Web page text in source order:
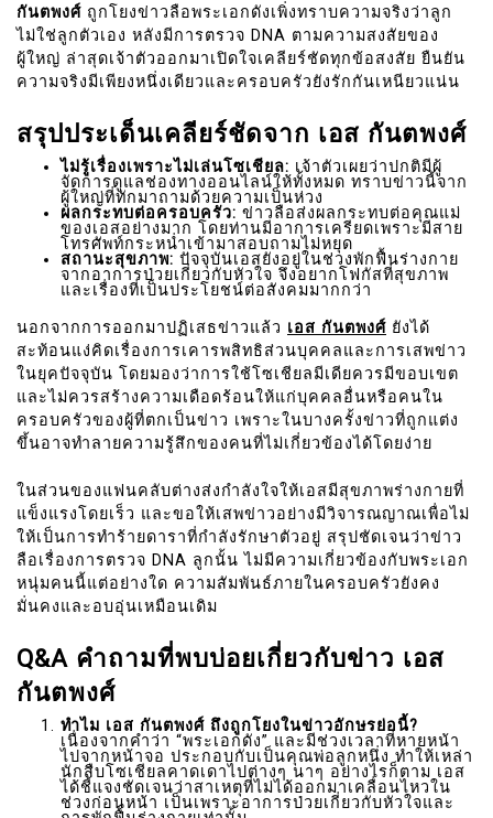
กันตพงศ์ ถูกโยงข่าวลือพระเอกดังเพิ่งทราบความจริงว่าลูก
ไม่ใช่ลูกตัวเอง หลังมีการตรวจ DNA ตามความสงสัยของ
ผู้ใหญ่ ล่าสุดเจ้าตัวออกมาเปิดใจเคลียร์ชัดทุกข้อสงสัย ยืนยัน
ความจริงมีเพียงหนึ่งเดียวและครอบครัวยังรักกันเหนียวแน่น
สรุปประเด็นเคลียร์ชัดจาก เอส กันตพงศ์
ไม่รู้เรื่องเพราะไม่เล่นโซเชียล: เจ้าตัวเผยว่าปกติมีผู้
จัดการดูแลช่องทางออนไลน์ให้ทั้งหมด ทราบข่าวนี้จาก
ผู้ใหญ่ที่ทักมาถามด้วยความเป็นห่วง
ผลกระทบต่อครอบครัว: ข่าวลือส่งผลกระทบต่อคุณแม่
ของเอสอย่างมาก โดยท่านมีอาการเครียดเพราะมีสาย
โทรศัพท์กระหน่ำเข้ามาสอบถามไม่หยุด
สถานะสุขภาพ: ปัจจุบันเอสยังอยู่ในช่วงพักฟื้นร่างกาย
จากอาการป่วยเกี่ยวกับหัวใจ จึงอยากโฟกัสที่สุขภาพ
และเรื่องที่เป็นประโยชน์ต่อสังคมมากกว่า
นอกจากการออกมาปฏิเสธข่าวแล้ว เอส กันตพงศ์ ยังได้
สะท้อนแง่คิดเรื่องการเคารพสิทธิส่วนบุคคลและการเสพข่าว
ในยุคปัจจุบัน โดยมองว่าการใช้โซเชียลมีเดียควรมีขอบเขต
และไม่ควรสร้างความเดือดร้อนให้แก่บุคคลอื่นหรือคนใน
ครอบครัวของผู้ที่ตกเป็นข่าว เพราะในบางครั้งข่าวที่ถูกแต่ง
ขึ้นอาจทำลายความรู้สึกของคนที่ไม่เกี่ยวข้องได้โดยง่าย
ในส่วนของแฟนคลับต่างส่งกำลังใจให้เอสมีสุขภาพร่างกายที่
แข็งแรงโดยเร็ว และขอให้เสพข่าวอย่างมีวิจารณญาณเพื่อไม่
ให้เป็นการทำร้ายดาราที่กำลังรักษาตัวอยู่ สรุปชัดเจนว่าข่าว
ลือเรื่องการตรวจ DNA ลูกนั้น ไม่มีความเกี่ยวข้องกับพระเอก
หนุ่มคนนี้แต่อย่างใด ความสัมพันธ์ภายในครอบครัวยังคง
มั่นคงและอบอุ่นเหมือนเดิม
Q&A คำถามที่พบบ่อยเกี่ยวกับข่าว เอส
กันตพงศ์
ทำไม เอส กันตพงศ์ ถึงถูกโยงในข่าวอักษรย่อนี้?
เนื่องจากคำว่า “พระเอกดัง” และมีช่วงเวลาที่หายหน้า
ไปจากหน้าจอ ประกอบกับเป็นคุณพ่อลูกหนึ่ง ทำให้เหล่า
นักสืบโซเชียลคาดเดาไปต่างๆ นาๆ อย่างไรก็ตาม เอส
ได้ชี้แจงชัดเจนว่าสาเหตุที่ไม่ได้ออกมาเคลื่อนไหวใน
ช่วงก่อนหน้า เป็นเพราะอาการป่วยเกี่ยวกับหัวใจและ